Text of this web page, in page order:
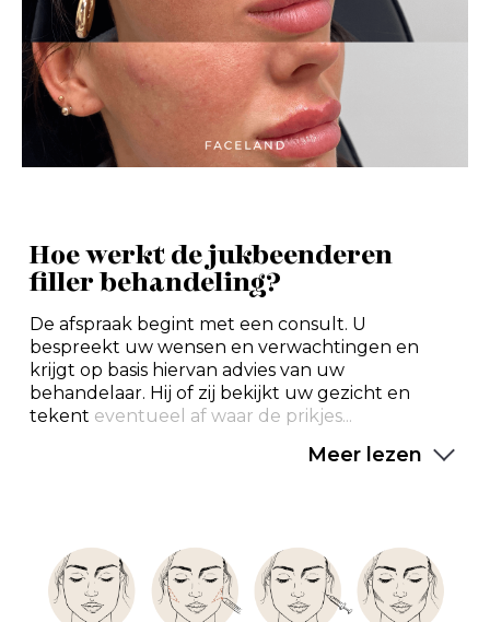
Hoe werkt de jukbeenderen
filler behandeling?
De afspraak begint met een consult. U
bespreekt uw wensen en verwachtingen en
krijgt op basis hiervan advies van uw
behandelaar. Hij of zij bekijkt uw gezicht en
tekent eventueel af waar de prikjes...
Meer lezen